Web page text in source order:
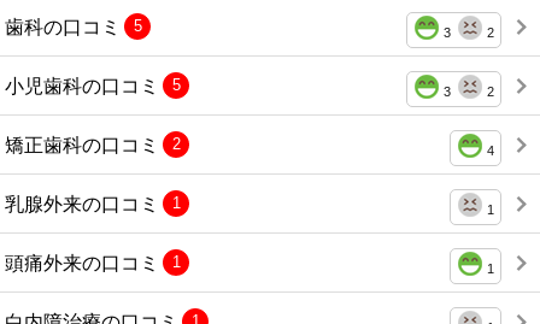
歯科の口コミ 3 2
5
小児歯科の口コミ 3 2
5
矯正歯科の口コミ 4
2
乳腺外来の口コミ 1
1
頭痛外来の口コミ 1
1